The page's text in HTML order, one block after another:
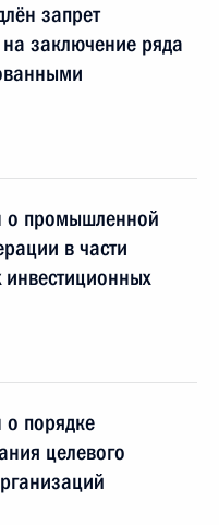
запрет
заключение ряда
о промышленной
в части
инвестиционных
порядке
целевого